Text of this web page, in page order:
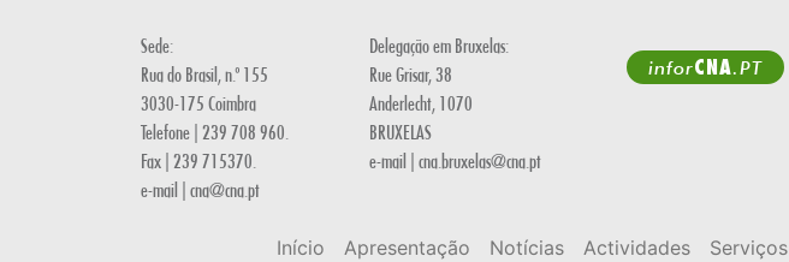
Sede:
Rua do Brasil, n.º 155
3030-175 Coimbra
Telefone | 239 708 960.
Fax | 239 715370.
e-mail | cna@cna.pt
Delegação em Bruxelas:
Rue Grisar, 38
Anderlecht, 1070
BRUXELAS
e-mail | cna.bruxelas@cna.pt
inforCNA.PT
Início Apresentação Notícias Actividades Serviços